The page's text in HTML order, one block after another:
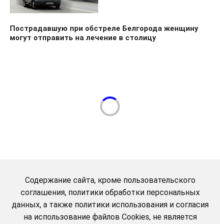
Пострадавшую при обстреле Белгорода женщину
могут отправить на лечение в столицу
Содержание сайта, кроме пользовательского
соглашения, политики обработки персональных
данных, а также политики использования и согласия
на использование файлов Cookies, не является